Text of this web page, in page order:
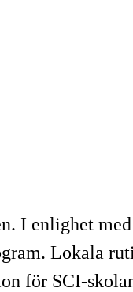
I enlighet
Lokala
för SCI-